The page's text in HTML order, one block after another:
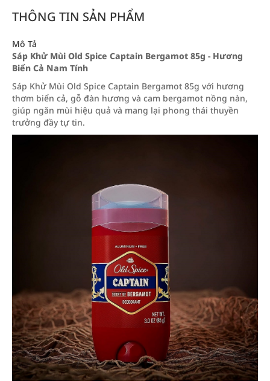
THÔNG TIN SẢN PHẨM
Mô Tả
Sáp Khử Mùi Old Spice Captain Bergamot 85g - Hương
Biển Cả Nam Tính
Sáp Khử Mùi Old Spice Captain Bergamot 85g với hương
thơm biển cả, gỗ đàn hương và cam bergamot nồng nàn,
giúp ngăn mùi hiệu quả và mang lại phong thái thuyền
trưởng đầy tự tin.